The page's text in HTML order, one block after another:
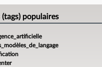
(tags) populaires